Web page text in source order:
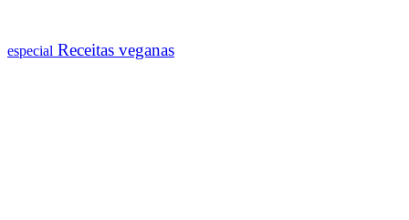
especial Receitas veganas